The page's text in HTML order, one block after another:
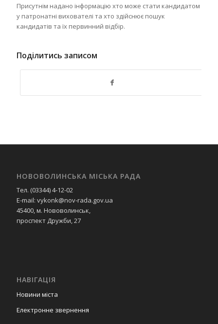
Присутнім надано інформацію хто може стати кандидатом
у патронатні вихователі та хто здійснює пошук
кандидатів та їх первинний відбір.
Поділитись записом
НОВОВОЛИНСЬКА МІСЬКА РАДА
Тел. (03344) 4-12-02
E-mail: vykonk@nov-rada.gov.ua
45400, м. Нововолинськ,
проспект Дружби, 27
НАВІГАЦІЯ
Новини міста
Електронне звернення